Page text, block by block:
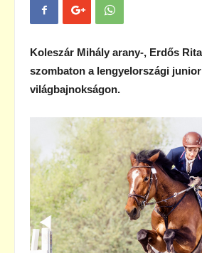
Koleszár Mihály arany-, Erdős
szombaton a lengyelországi
világbajnokságon.